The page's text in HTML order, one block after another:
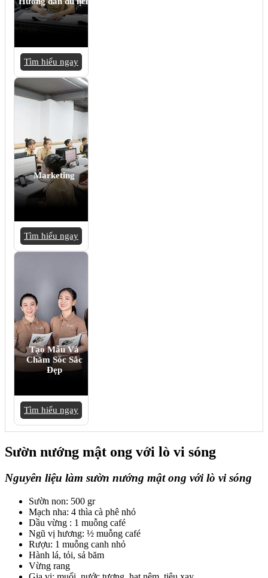
Tìm hiểu ngay
Marketing
Tìm hiểu ngay
Tạo Mẫu Và
Chăm Sóc Sắc
Đẹp
Tìm hiểu ngay
Sườn nướng mật ong với lò vi sóng
Nguyên liệu làm sườn nướng mật ong với lò vi sóng
Sườn non: 500 gr
Mạch nha: 4 thìa cà phê nhỏ
Dầu vừng : 1 muỗng café
Ngũ vị hương: ½ muỗng café
Rượu: 1 muỗng canh nhỏ
Hành lá, tỏi, sả băm
Vừng rang